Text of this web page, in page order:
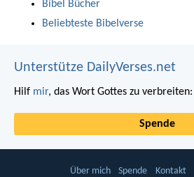
Bibel Bücher
Beliebteste Bibelverse
Unterstütze DailyVerses.net
Hilf mir, das Wort Gottes zu verbreiten:
Spende
Über mich Spende Kontakt